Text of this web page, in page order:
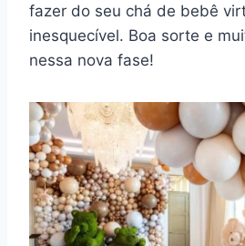
fazer do seu chá de bebê
inesquecível. Boa sorte e
nessa nova fase!